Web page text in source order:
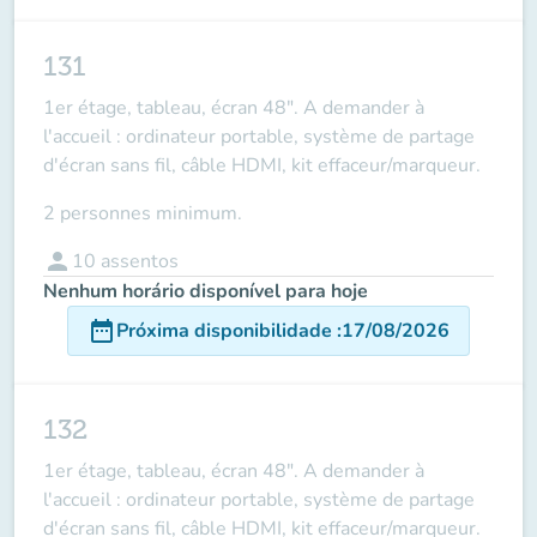
131
1er étage, tableau, écran 48". A demander à
l'accueil : ordinateur portable, système de partage
d'écran sans fil, câble HDMI, kit effaceur/marqueur.
2 personnes minimum.
person 10 assentos
Nenhum horário disponível para hoje
date_rangePróxima disponibilidade :17/08/2026
132
1er étage, tableau, écran 48". A demander à
l'accueil : ordinateur portable, système de partage
d'écran sans fil, câble HDMI, kit effaceur/marqueur.